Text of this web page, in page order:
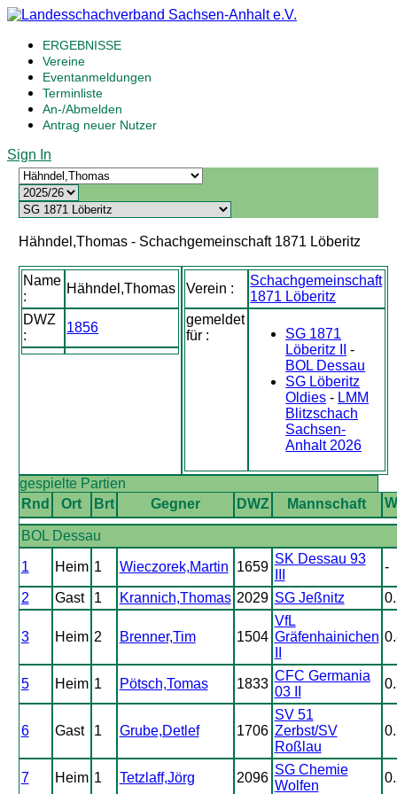
ERGEBNISSE
Vereine
Eventanmeldungen
Terminliste
An-/Abmelden
Antrag neuer Nutzer
Sign In
Hähndel,Thomas - Schachgemeinschaft 1871 Löberitz
Name
:
Hähndel,Thomas
DWZ
:
1856
Verein :
Schachgemeinschaft
1871 Löberitz
gemeldet
für :
SG 1871
Löberitz II
-
BOL Dessau
SG Löberitz
Oldies - LMM
Blitzschach
Sachsen-
Anhalt 2026
gespielte Partien
Rnd
Ort Brt Gegner DWZ Mannschaft W
BOL Dessau
1 Heim 1 Wieczorek,Martin 1659
SK Dessau 93
-
2 Gast 1 Krannich,Thomas 2029 SG Jeßnitz
3 Heim 2 Brenner,Tim 1504
VfL
Gräfenhainichen
5 Heim 1 Pötsch,Tomas 1833
CFC Germania
03 II
6 Gast 1 Grube,Detlef 1706
SV 51
Zerbst/SV
Roßlau
7 Heim 1 Tetzlaff,Jörg 2096
SG Chemie
Wolfen